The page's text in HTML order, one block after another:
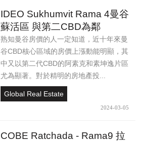
IDEO Sukhumvit Rama 4曼谷
蘇活區 與第二CBD為鄰
熟知曼谷房價的人一定知道，近十年來曼
谷CBD核心區域的房價上漲動能明顯，其
中又以第二代CBD的阿素克和素坤逸片區
尤為顯著。對於精明的房地產投...
Global Real Estate
2024-03-05
COBE Ratchada - Rama9 拉